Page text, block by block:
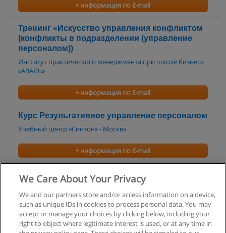
+ информация по E-mail
Тренинг «Искусство управления конфликтом
(конфликты в подразделении (управление
персоналом))
Институт практического менеджмента при школе бизнеса
«АВАЛЬ»
+ информация по E-mail
Курс Результативное управление персоналом
Учебный центр «Синтон» - Москва
+ информация по E-mail
Управление персоналом
+ информация по E-mail
We Care About Your Privacy
We and our partners store and/or access information on a device,
such as unique IDs in cookies to process personal data. You may
accept or manage your choices by clicking below, including your
right to object where legitimate interest is used, or at any time in